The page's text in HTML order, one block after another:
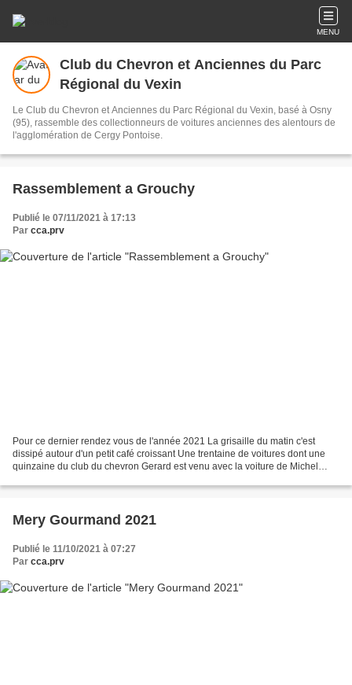
MENU
Club du Chevron et Anciennes du Parc
Régional du Vexin
Le Club du Chevron et Anciennes du Parc Régional du Vexin, basé à Osny
(95), rassemble des collectionneurs de voitures anciennes des alentours de
l'agglomération de Cergy Pontoise.
Rassemblement a Grouchy
Publié le 07/11/2021 à 17:13
Par cca.prv
Pour ce dernier rendez vous de l'année 2021 La grisaille du matin c'est
dissipé autour d'un petit café croissant Une trentaine de voitures dont une
quinzaine du club du chevron Gerard est venu avec la voiture de Michel
Mery Gourmand 2021
Publié le 11/10/2021 à 07:27
Par cca.prv